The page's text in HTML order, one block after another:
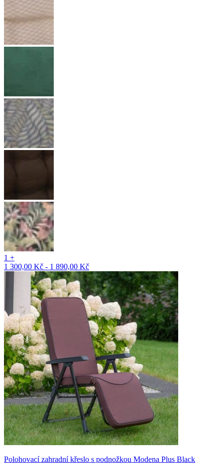
1 +
1 300,00 Kč - 1 890,00 Kč
Polohovací zahradní křeslo s podnožkou Modena Plus Black